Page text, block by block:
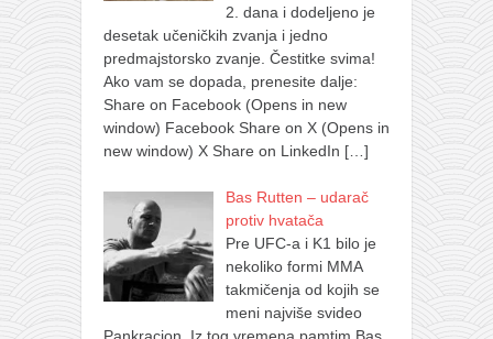
2. dana i dodeljeno je
desetak učeničkih zvanja i jedno
predmajstorsko zvanje. Čestitke svima!
Ako vam se dopada, prenesite dalje:
Share on Facebook (Opens in new
window) Facebook Share on X (Opens in
new window) X Share on LinkedIn […]
Bas Rutten – udarač
protiv hvatača
Pre UFC-a i K1 bilo je
nekoliko formi MMA
takmičenja od kojih se
meni najviše svideo